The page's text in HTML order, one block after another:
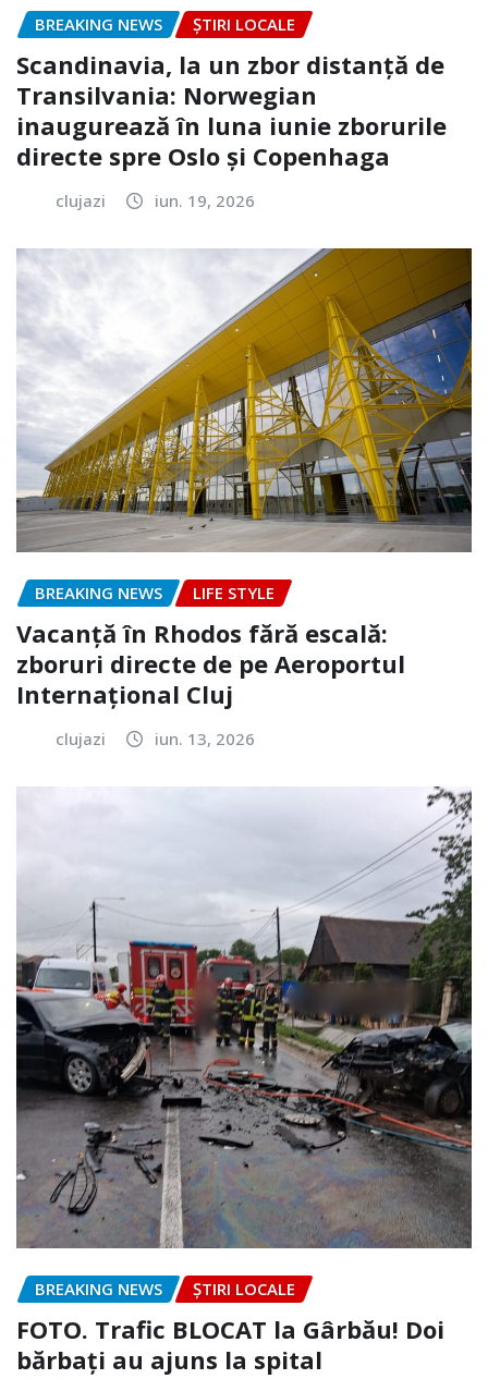
BREAKING NEWS ȘTIRI LOCALE
Scandinavia, la un zbor distanță de
Transilvania: Norwegian
inaugurează în luna iunie zborurile
directe spre Oslo și Copenhaga
clujazi iun. 19, 2026
BREAKING NEWS LIFE STYLE
Vacanță în Rhodos fără escală:
zboruri directe de pe Aeroportul
Internațional Cluj
clujazi iun. 13, 2026
BREAKING NEWS ȘTIRI LOCALE
FOTO. Trafic BLOCAT la Gârbău! Doi
bărbați au ajuns la spital